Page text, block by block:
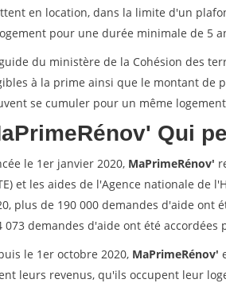
en location, dans la limite d'un
pour une durée minimale de 5
du ministère de la Cohésion des
à la prime ainsi que le montant de
se cumuler pour un même
Qui
le 1er janvier 2020, MaPrimeRénov'
et les aides de l'Agence nationale de
plus de 190 000 demandes d'aide ont
073 demandes d'aide ont été accordées
le 1er octobre 2020, MaPrimeRénov'
leurs revenus, qu'ils occupent leur